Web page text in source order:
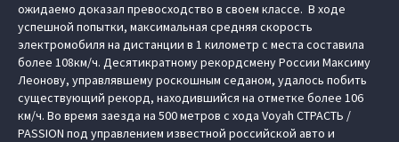
ожидаемо доказал превосходство в своем классе. В ходе
успешной попытки, максимальная средняя скорость
электромобиля на дистанции в 1 километр с места составила
более 108км/ч. Десятикратному рекордсмену России Максиму
Леонову, управлявшему роскошным седаном, удалось побить
существующий рекорд, находившийся на отметке более 106
км/ч. Во время заезда на 500 метров с хода Voyah СТРАСТЬ /
PASSION под управлением известной российской авто и